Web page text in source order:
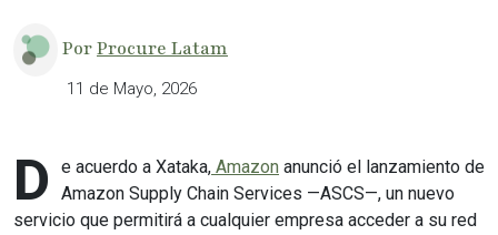
PorProcure Latam
11 de Mayo, 2026
D e acuerdo a Xataka, Amazon anunció el lanzamiento de
Amazon Supply Chain Services —ASCS—, un nuevo
servicio que permitirá a cualquier empresa acceder a su red